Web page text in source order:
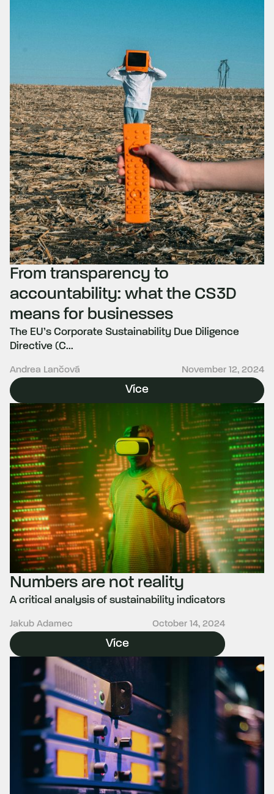
From transparency to
accountability: what the CS3D
means for businesses
The EU’s Corporate Sustainability Due Diligence
Directive (C...
Andrea Lančová November 12, 2024
Více
Numbers are not reality
A critical analysis of sustainability indicators
Jakub Adamec October 14, 2024
Více